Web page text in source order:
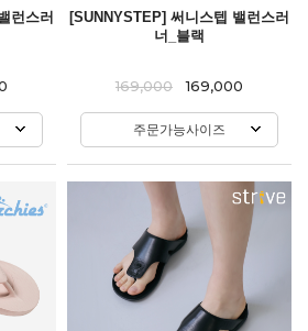
런스러
[SUNNYSTEP] 써니스텝 밸런스러
너_블랙
169,000 169,000
주문가능사이즈